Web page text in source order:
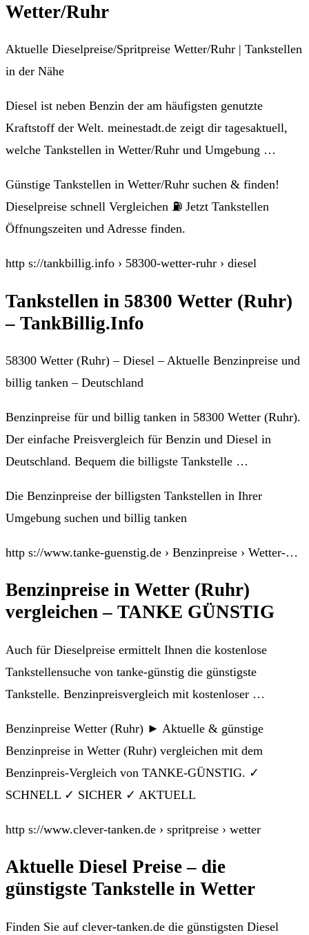
Wetter/Ruhr
Aktuelle Dieselpreise/Spritpreise Wetter/Ruhr | Tankstellen
in der Nähe
Diesel ist neben Benzin der am häufigsten genutzte
Kraftstoff der Welt. meinestadt.de zeigt dir tagesaktuell,
welche Tankstellen in Wetter/Ruhr und Umgebung …
Günstige Tankstellen in Wetter/Ruhr suchen & finden!
Dieselpreise schnell Vergleichen ⛽ Jetzt Tankstellen
Öffnungszeiten und Adresse finden.
http s://tankbillig.info › 58300-wetter-ruhr › diesel
Tankstellen in 58300 Wetter (Ruhr)
– TankBillig.Info
58300 Wetter (Ruhr) – Diesel – Aktuelle Benzinpreise und
billig tanken – Deutschland
Benzinpreise für und billig tanken in 58300 Wetter (Ruhr).
Der einfache Preisvergleich für Benzin und Diesel in
Deutschland. Bequem die billigste Tankstelle …
Die Benzinpreise der billigsten Tankstellen in Ihrer
Umgebung suchen und billig tanken
http s://www.tanke-guenstig.de › Benzinpreise › Wetter-…
Benzinpreise in Wetter (Ruhr)
vergleichen – TANKE GÜNSTIG
Auch für Dieselpreise ermittelt Ihnen die kostenlose
Tankstellensuche von tanke-günstig die günstigste
Tankstelle. Benzinpreisvergleich mit kostenloser …
Benzinpreise Wetter (Ruhr) ► Aktuelle & günstige
Benzinpreise in Wetter (Ruhr) vergleichen mit dem
Benzinpreis-Vergleich von TANKE-GÜNSTIG. ✓
SCHNELL ✓ SICHER ✓ AKTUELL
http s://www.clever-tanken.de › spritpreise › wetter
Aktuelle Diesel Preise – die
günstigste Tankstelle in Wetter
Finden Sie auf clever-tanken.de die günstigsten Diesel